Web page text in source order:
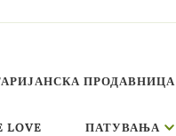
ПРОДАВНИЦА
LOVE ПАТУВАЊА